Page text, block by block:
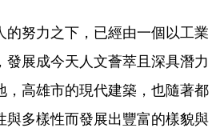
努力之下，已經由一個以工業
發展成今天人文薈萃且深具潛力
，高雄市的現代建築，也隨著都
與多樣性而發展出豐富的樣貌與